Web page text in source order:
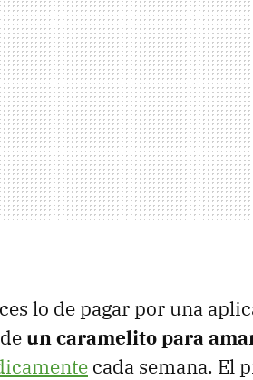
lo de pagar por una
un caramelito para
cada semana. El